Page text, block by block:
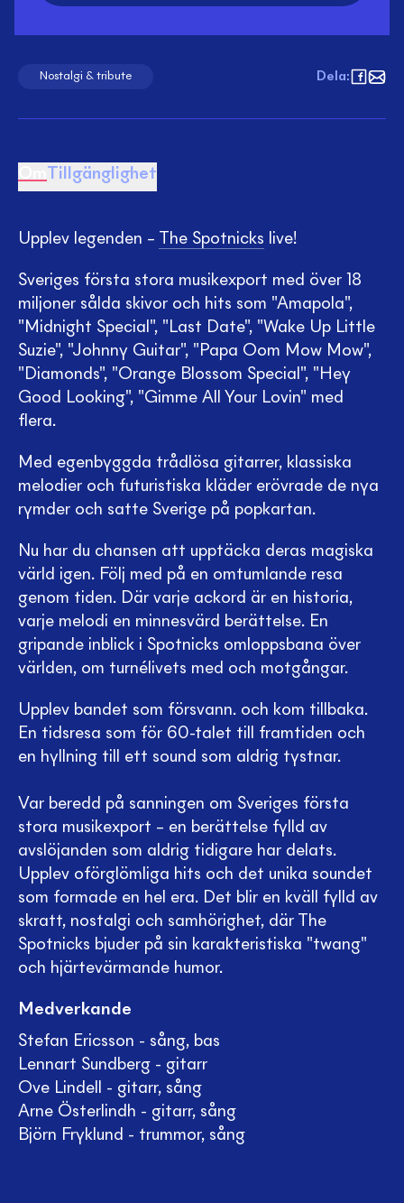
Nostalgi & tribute Dela:
Tillgänglighet
Upplev legenden – The Spotnicks live!
Sveriges första stora musikexport med över 18
miljoner sålda skivor och hits som "Amapola",
"Midnight Special", "Last Date", "Wake Up Little
Suzie", "Johnny Guitar", "Papa Oom Mow Mow",
"Diamonds", "Orange Blossom Special", "Hey
Good Looking", "Gimme All Your Lovin" med
flera.
Med egenbyggda trådlösa gitarrer, klassiska
melodier och futuristiska kläder erövrade de nya
rymder och satte Sverige på popkartan.
Nu har du chansen att upptäcka deras magiska
värld igen. Följ med på en omtumlande resa
genom tiden. Där varje ackord är en historia,
varje melodi en minnesvärd berättelse. En
gripande inblick i Spotnicks omloppsbana över
världen, om turnélivets med och motgångar.
Upplev bandet som försvann. och kom tillbaka.
En tidsresa som för 60-talet till framtiden och
en hyllning till ett sound som aldrig tystnar.
Var beredd på sanningen om Sveriges första
stora musikexport – en berättelse fylld av
avslöjanden som aldrig tidigare har delats.
Upplev oförglömliga hits och det unika soundet
som formade en hel era. Det blir en kväll fylld av
skratt, nostalgi och samhörighet, där The
Spotnicks bjuder på sin karakteristiska "twang"
och hjärtevärmande humor.
Medverkande
Stefan Ericsson - sång, bas
Lennart Sundberg - gitarr
Ove Lindell - gitarr, sång
Arne Österlindh - gitarr, sång
Björn Fryklund - trummor, sång